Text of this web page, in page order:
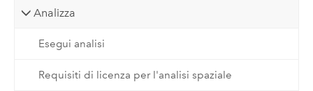
Analizza
Esegui analisi
Requisiti di licenza per l'analisi spaziale